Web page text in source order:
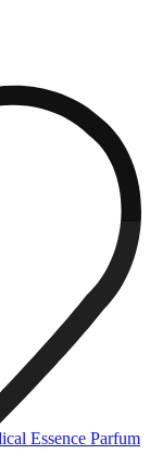
Essence Parfum